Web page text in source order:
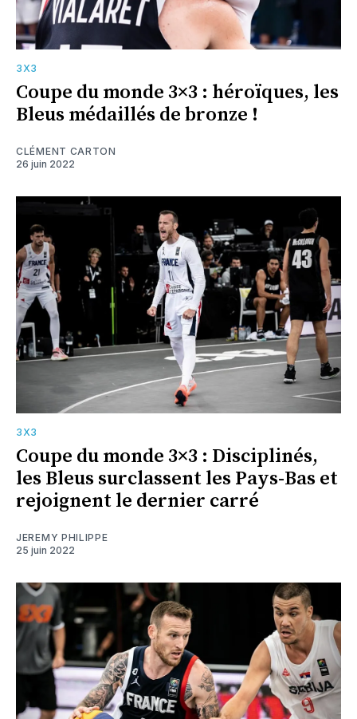
3X3
Coupe du monde 3×3 : héroïques, les
Bleus médaillés de bronze !
CLÉMENT CARTON
26 juin 2022
3X3
Coupe du monde 3×3 : Disciplinés,
les Bleus surclassent les Pays-Bas et
rejoignent le dernier carré
JEREMY PHILIPPE
25 juin 2022